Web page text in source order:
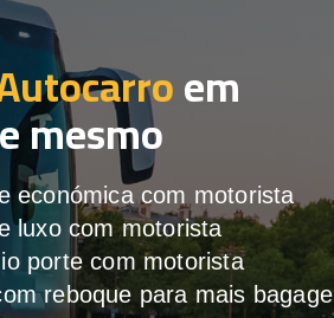
em
mesmo
económica com motorista
luxo com motorista
porte com motorista
reboque para mais